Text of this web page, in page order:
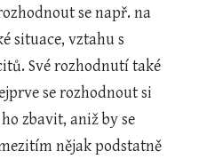
se např. na
situace, vztahu s
Své rozhodnutí také
se rozhodnout si
zbavit, aniž by se
nějak podstatně